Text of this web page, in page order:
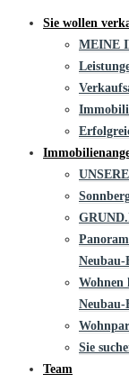
Sie wollen
MEINE
Neubau-
Wohnen
Neubau-
Sie
Team